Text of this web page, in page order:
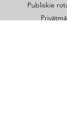
Publiskie